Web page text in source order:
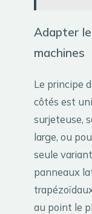
Adapter
machines
Le principe
côtés est
surjeteuse,
large, ou
seule
panneaux
au point le